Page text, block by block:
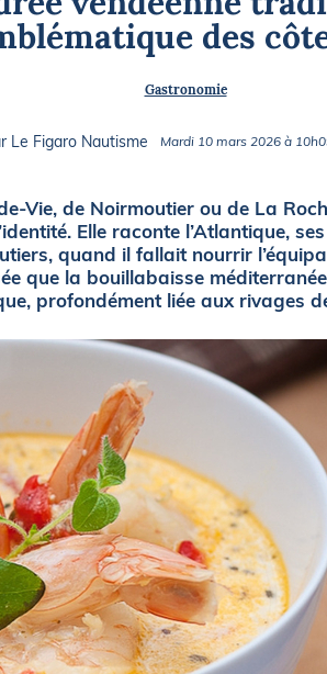
Briefings
des
Gastronomie
Le Figaro Nautisme Mardi 10 mars 2026 à
Vie, de Noirmoutier ou de La
Elle raconte l’Atlantique,
quand il fallait nourrir
que la bouillabaisse
profondément liée aux rivages